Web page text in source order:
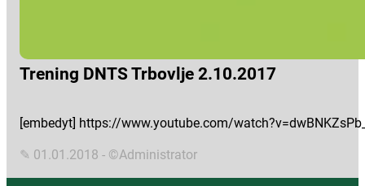
Trening DNTS Trbovlje 2.10.2017
[embedyt] https://www.youtube.com/
✎ 01.01.2018 - ©Administrator